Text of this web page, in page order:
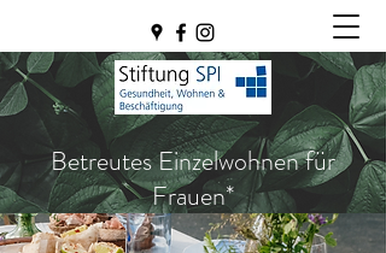
Betreutes Einzelwohnen für
Frauen*